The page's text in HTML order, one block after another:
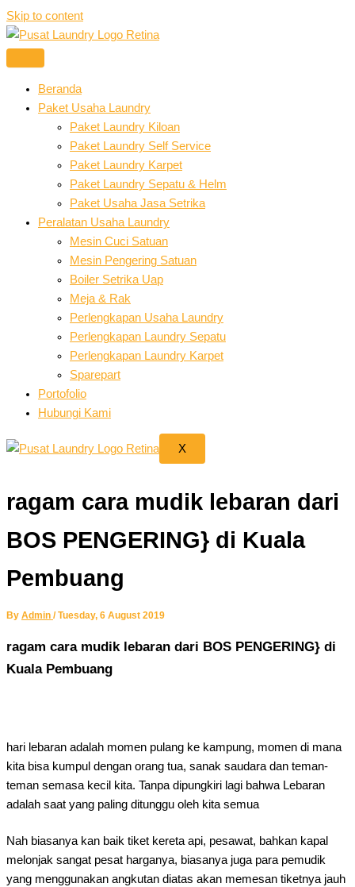
Skip to content
Beranda
Paket Usaha Laundry
Paket Laundry Kiloan
Paket Laundry Self Service
Paket Laundry Karpet
Paket Laundry Sepatu & Helm
Paket Usaha Jasa Setrika
Peralatan Usaha Laundry
Mesin Cuci Satuan
Mesin Pengering Satuan
Boiler Setrika Uap
Meja & Rak
Perlengkapan Usaha Laundry
Perlengkapan Laundry Sepatu
Perlengkapan Laundry Karpet
Sparepart
Portofolio
Hubungi Kami
X
ragam cara mudik lebaran dari
BOS PENGERING} di Kuala
Pembuang
By Admin /Tuesday, 6 August 2019
ragam cara mudik lebaran dari BOS PENGERING} di
Kuala Pembuang
hari lebaran adalah momen pulang ke kampung, momen di mana
kita bisa kumpul dengan orang tua, sanak saudara dan teman-
teman semasa kecil kita. Tanpa dipungkiri lagi bahwa Lebaran
adalah saat yang paling ditunggu oleh kita semua
Nah biasanya kan baik tiket kereta api, pesawat, bahkan kapal
melonjak sangat pesat harganya, biasanya juga para pemudik
yang menggunakan angkutan diatas akan memesan tiketnya jauh